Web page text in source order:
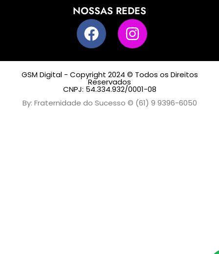
NOSSAS REDES
GSM Digital - Copyright 2024 © Todos os Direitos
Reservados
CNPJ: 54.334.932/0001-08
By: Fraternidade do Sucesso © (61) 9 9396-6050